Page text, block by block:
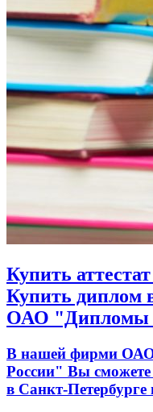
Купить
Купить диплом
ОАО "Дипломы
В нашей фирми
России" Вы сможете
в Санкт-Петербурге